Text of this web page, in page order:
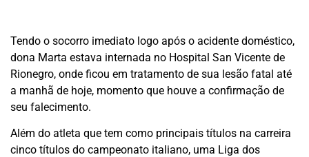
Tendo o socorro imediato logo após o acidente doméstico,
dona Marta estava internada no Hospital San Vicente de
Rionegro, onde ficou em tratamento de sua lesão fatal até
a manhã de hoje, momento que houve a confirmação de
seu falecimento.
Além do atleta que tem como principais títulos na carreira
cinco títulos do campeonato italiano, uma Liga dos